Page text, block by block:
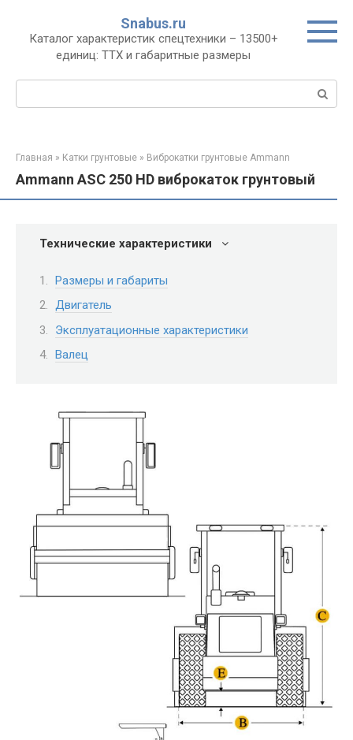
контенту
Snabus.ru
Каталог характеристик спецтехники – 13500+
единиц: ТТХ и габаритные размеры
Главная » Катки грунтовые » Виброкатки грунтовые Ammann
Ammann ASC 250 HD виброкаток грунтовый
Технические характеристики
Размеры и габариты
Двигатель
Эксплуатационные характеристики
Валец